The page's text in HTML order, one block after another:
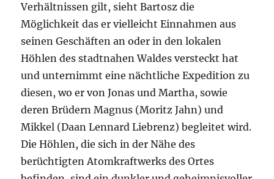
Verhältnissen gilt, sieht Bartosz die
Möglichkeit das er vielleicht Einnahmen aus
seinen Geschäften an oder in den lokalen
Höhlen des stadtnahen Waldes versteckt hat
und unternimmt eine nächtliche Expedition zu
diesen, wo er von Jonas und Martha, sowie
deren Brüdern Magnus (Moritz Jahn) und
Mikkel (Daan Lennard Liebrenz) begleitet wird.
Die Höhlen, die sich in der Nähe des
berüchtigten Atomkraftwerks des Ortes